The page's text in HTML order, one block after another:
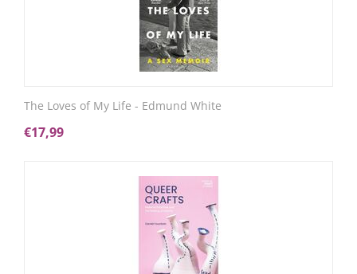
The Loves of My Life - Edmund White
€17,99